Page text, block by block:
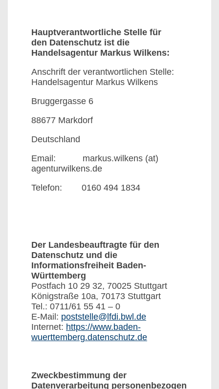
Hauptverantwortliche Stelle für
den Datenschutz ist die
Handelsagentur Markus Wilkens:
Anschrift der verantwortlichen Stelle:
Handelsagentur Markus Wilkens
Bruggergasse 6
88677 Markdorf
Deutschland
Email: markus.wilkens (at)
agenturwilkens.de
Telefon: 0160 494 1834
Der Landesbeauftragte für den
Datenschutz und die
Informationsfreiheit Baden-
Württemberg
Postfach 10 29 32, 70025 Stuttgart
Königstraße 10a, 70173 Stuttgart
Tel.: 0711/61 55 41 – 0
E-Mail: poststelle@lfdi.bwl.de
Internet: https://www.baden-
wuerttemberg.datenschutz.de
Zweckbestimmung der
Datenverarbeitung personenbezogen